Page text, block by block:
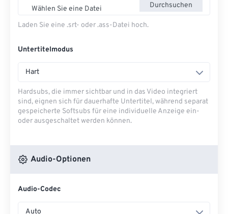
Wählen Sie eine Datei Durchsuchen
Laden Sie eine .srt- oder .ass-Datei hoch.
Untertitelmodus
Hart
Hardsubs, die immer sichtbar und in das Video integriert
sind, eignen sich für dauerhafte Untertitel, während separat
gespeicherte Softsubs für eine individuelle Anzeige ein-
oder ausgeschaltet werden können.
Audio-Optionen
Audio-Codec
Auto